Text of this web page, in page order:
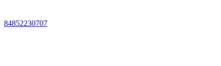
84852230707